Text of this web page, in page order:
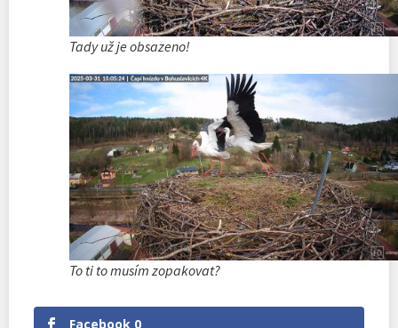
Tady už je obsazeno!
To ti to musím zopakovat?
Facebook 0